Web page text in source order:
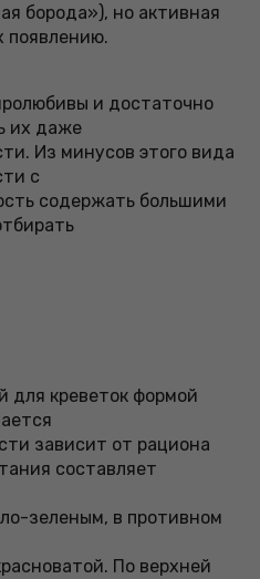
борода»), но активная
появлению.
и достаточно
их даже
Из минусов этого вида
с
содержать большими
для креветок формой
зависит от рациона
составляет
зеленым, в противном
По верхней